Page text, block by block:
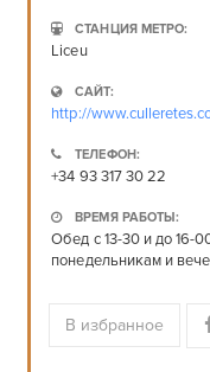
СТАНЦИЯ МЕТРО:
Liceu
САЙТ:
http://
ТЕЛЕФОН:
+34 93 317 30 22
ВРЕМЯ РАБОТЫ:
Обед с 13-30 и до 16-
понедельникам и
В избранное